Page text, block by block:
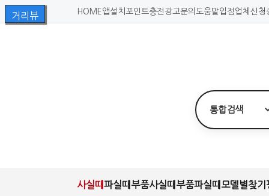
HOME 앱설치 포인트충전 광고문의 도움말입점업체신청
사실때파실때 부품사실때 부품파실때 모델별찾기